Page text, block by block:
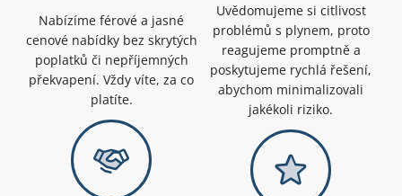
Nabízíme férové a jasné
cenové nabídky bez skrytých
poplatků či nepříjemných
překvapení. Vždy víte, za co
platíte.
Uvědomujeme si citlivost
problémů s plynem, proto
reagujeme promptně a
poskytujeme rychlá řešení,
abychom minimalizovali
jakékoli riziko.